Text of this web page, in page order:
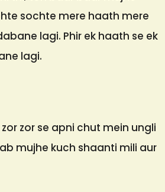
sochte mere haath mere
lagi. Phir ek haath se ek
lagi.
zor se apni chut mein ungli
mujhe kuch shaanti mili aur